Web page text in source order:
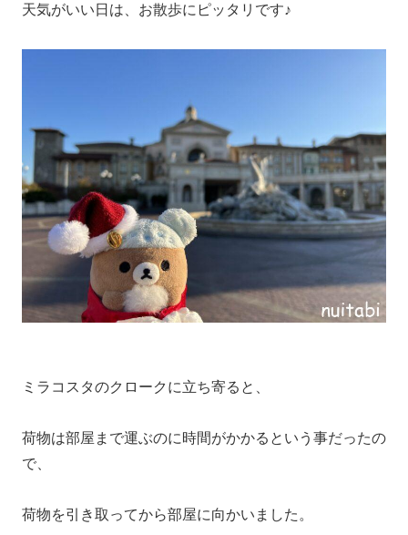
天気がいい日は、お散歩にピッタリです♪
ミラコスタのクロークに立ち寄ると、
荷物は部屋まで運ぶのに時間がかかるという事だったの
で、
荷物を引き取ってから部屋に向かいました。